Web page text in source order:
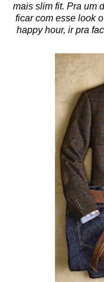
mais slim fit. Pra um
ficar com esse look
happy hour, ir pra